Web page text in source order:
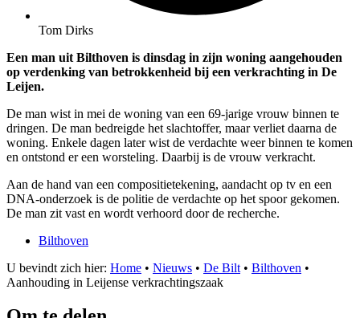
Tom Dirks
Een man uit Bilthoven is dinsdag in zijn woning aangehouden
op verdenking van betrokkenheid bij een verkrachting in De
Leijen.
De man wist in mei de woning van een 69-jarige vrouw binnen te
dringen. De man bedreigde het slachtoffer, maar verliet daarna de
woning. Enkele dagen later wist de verdachte weer binnen te komen
en ontstond er een worsteling. Daarbij is de vrouw verkracht.
Aan de hand van een compositietekening, aandacht op tv en een
DNA-onderzoek is de politie de verdachte op het spoor gekomen.
De man zit vast en wordt verhoord door de recherche.
Bilthoven
U bevindt zich hier: Home • Nieuws • De Bilt • Bilthoven •
Aanhouding in Leijense verkrachtingszaak